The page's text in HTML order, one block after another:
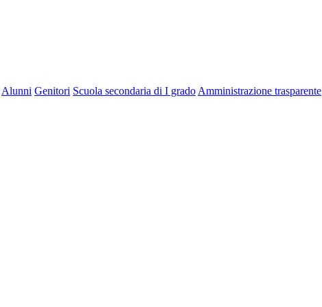
Alunni Genitori Scuola secondaria di I grado Amministrazione trasparente